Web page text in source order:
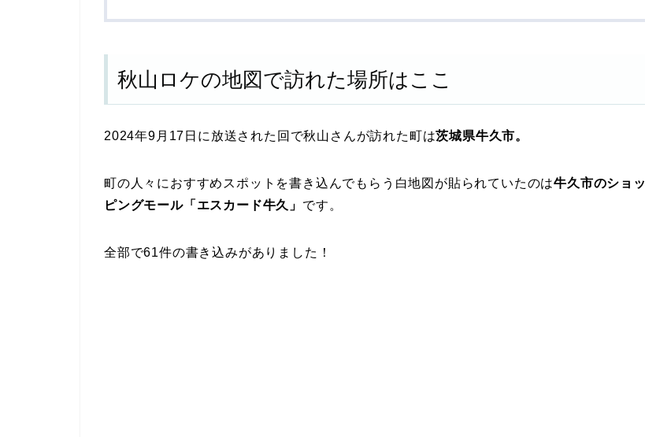
秋山ロケの地図で訪れた場所はここ
2024年9月17日に放送された回で秋山さんが訪れた町は茨城県牛久市。
町の人々におすすめスポットを書き込んでもらう白地図が貼られていたのは牛久市のショッ
ピングモール「エスカード牛久」 です。
全部で61件の書き込みがありました！